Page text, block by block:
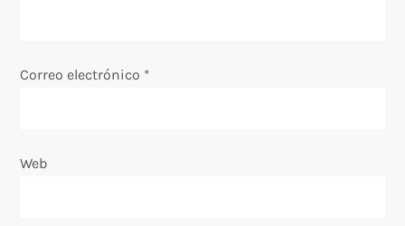
r
d
Correo electrónico *
Web